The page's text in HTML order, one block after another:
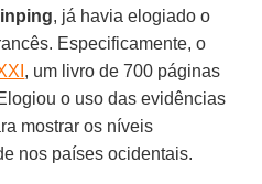
, já havia elogiado o
Especificamente, o
, um livro de 700 páginas
o uso das evidências
mostrar os níveis
nos países ocidentais.